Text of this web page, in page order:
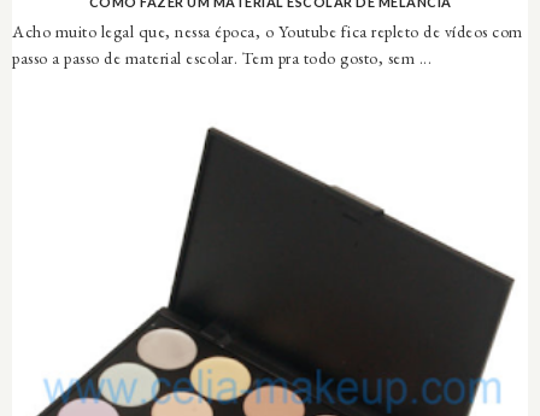
Acho muito legal que, nessa época, o Youtube fica repleto de vídeos com
passo a passo de material escolar. Tem pra todo gosto, sem ...